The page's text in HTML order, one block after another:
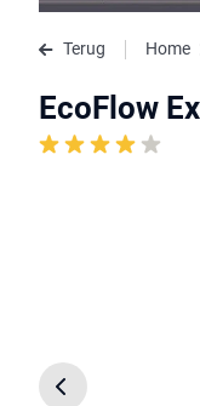
Terug Home
EcoFlow